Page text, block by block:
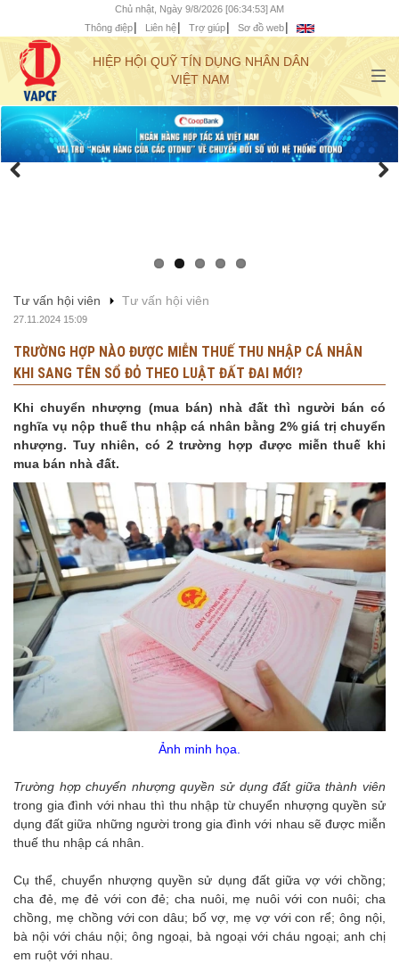
Chủ nhật, Ngày 9/8/2026 [06:34:54] AM
Thông điệp
Liên hệ Trợ giúp Sơ đồ web
HIỆP HỘI QUỸ TÍN DỤNG NHÂN DÂN
VIỆT NAM
Tư vấn hội viên Tư vấn hội viên
27.11.2024 15:09
TRƯỜNG HỢP NÀO ĐƯỢC MIỄN THUẾ THU NHẬP CÁ NHÂN
KHI SANG TÊN SỔ ĐỎ THEO LUẬT ĐẤT ĐAI MỚI?
Khi chuyển nhượng (mua bán) nhà đất thì người bán có
nghĩa vụ nộp thuế thu nhập cá nhân bằng 2% giá trị chuyển
nhượng. Tuy nhiên, có 2 trường hợp được miễn thuế khi
mua bán nhà đất.
Ảnh minh họa.
Trường hợp chuyển nhượng quyền sử dụng đất giữa thành viên
trong gia đình với nhau thì thu nhập từ chuyển nhượng quyền sử
dụng đất giữa những người trong gia đình với nhau sẽ được miễn
thuế thu nhập cá nhân.
Cụ thể, chuyển nhượng quyền sử dụng đất giữa vợ với chồng;
cha đẻ, mẹ đẻ với con đẻ; cha nuôi, mẹ nuôi với con nuôi; cha
chồng, mẹ chồng với con dâu; bố vợ, mẹ vợ với con rể; ông nội,
bà nội với cháu nội; ông ngoại, bà ngoại với cháu ngoại; anh chị
em ruột với nhau.